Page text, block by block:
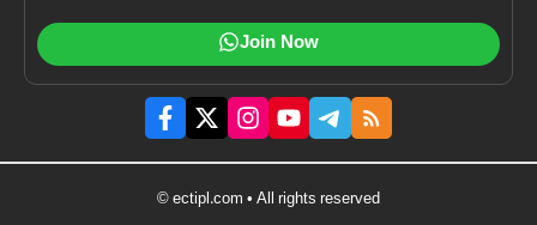
Join Now
© ectipl.com • All rights reserved